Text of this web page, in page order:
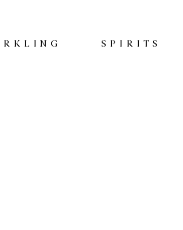
SPIRITS